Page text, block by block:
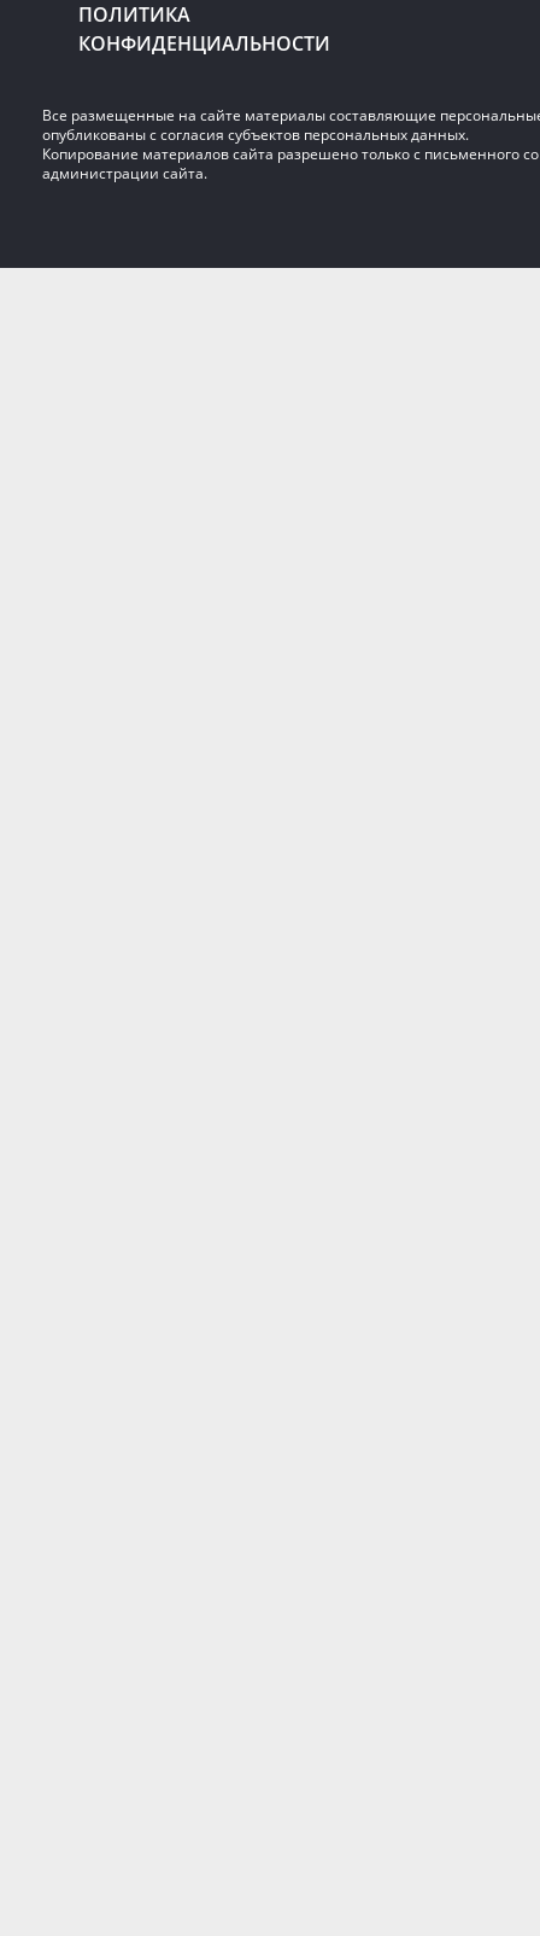
ПОЛИТИКА
КОНФИДЕНЦИАЛЬНОСТИ
Все размещенные на сайте материалы составляющие
опубликованы с согласия субъектов персональных данных.
Копирование материалов сайта разрешено только с письменного
администрации сайта.